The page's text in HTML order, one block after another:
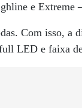
e Extreme
Com isso, a
LED e faixa